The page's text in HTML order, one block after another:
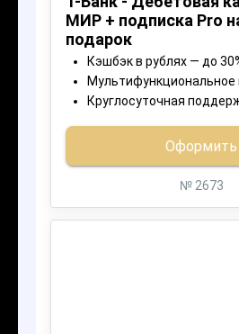
02
Решение
Мы оформляем все данные,
связываемся с нашими партнерами,
банкам и микрокредитными
организациями